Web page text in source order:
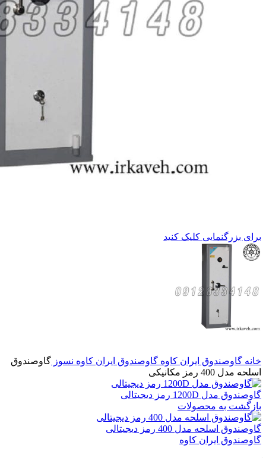
برای بزرگنمایی کلیک کنید
خانه گاوصندوق ایران کاوه گاوصندوق ایران کاوه نسوز گاوصندوق
اسلحه مدل 400 رمز مکانیکی
گاوصندوق مدل 1200D رمز دیجیتالی
بازگشت به محصولات
گاوصندوق اسلحه مدل 400 رمز دیجیتالی
گاوصندوق ایران کاوه